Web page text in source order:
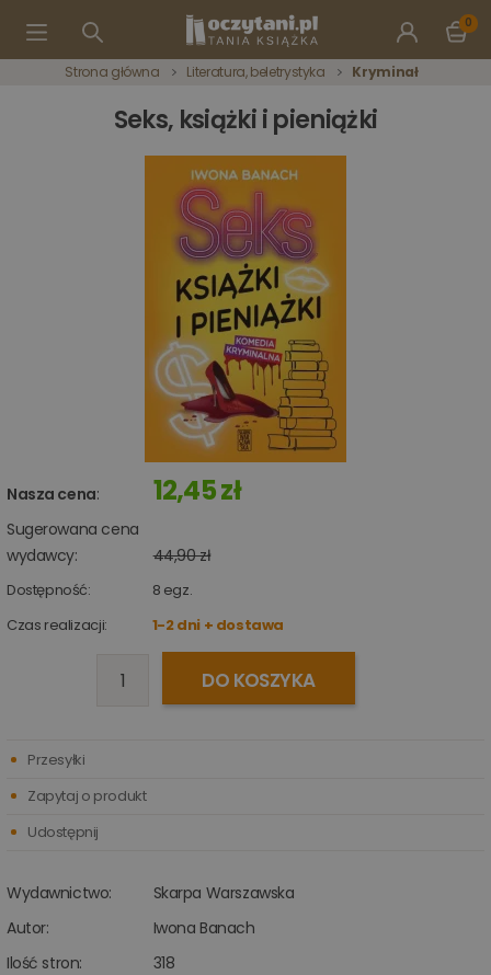
0
Strona główna Literatura, beletrystyka Kryminał
Seks, książki i pieniążki
Nasza cena: 12,45 zł
Sugerowana cena
wydawcy:
44,90 zł
Dostępność: 8 egz.
Czas realizacji:
1-2 dni + dostawa
DO KOSZYKA
Wydawnictwo:
Skarpa Warszawska
Autor:
Iwona Banach
Ilość stron:
318
Przesyłki
Zapytaj o produkt
Udostępnij